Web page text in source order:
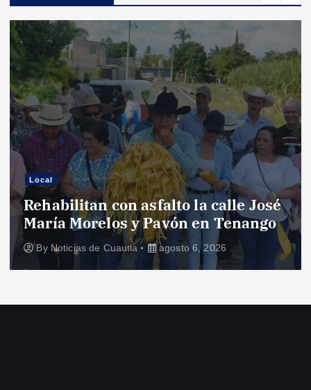
Local
Rehabilitan con asfalto la calle José
María Morelos y Pavón en Tenango
By Noticias de Cuautla agosto 6, 2026